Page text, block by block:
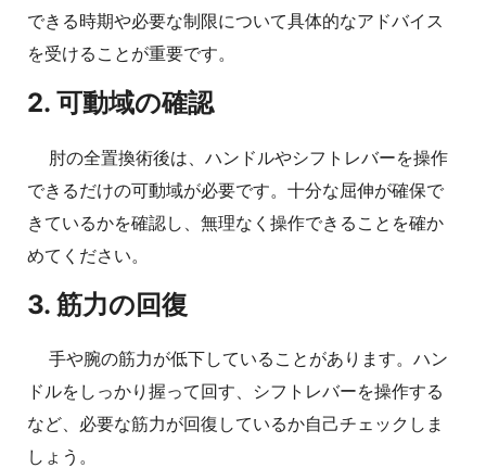
できる時期や必要な制限について具体的なアドバイス
を受けることが重要です。
2. 可動域の確認
肘の全置換術後は、ハンドルやシフトレバーを操作
できるだけの可動域が必要です。十分な屈伸が確保で
きているかを確認し、無理なく操作できることを確か
めてください。
3. 筋力の回復
手や腕の筋力が低下していることがあります。ハン
ドルをしっかり握って回す、シフトレバーを操作する
など、必要な筋力が回復しているか自己チェックしま
しょう。